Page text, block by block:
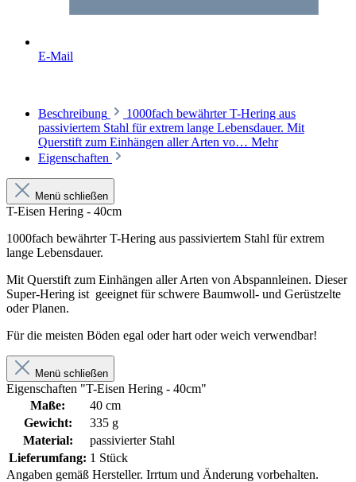
E-Mail
Beschreibung
1000fach bewährter T-Hering aus
passiviertem Stahl für extrem lange Lebensdauer. Mit
Querstift zum Einhängen aller Arten vo… Mehr
Eigenschaften
Menü schließen
T-Eisen Hering - 40cm
1000fach bewährter T-Hering aus passiviertem Stahl für extrem
lange Lebensdauer.
Mit Querstift zum Einhängen aller Arten von Abspannleinen. Dieser
Super-Hering ist geeignet für schwere Baumwoll- und Gerüstzelte
oder Planen.
Für die meisten Böden egal oder hart oder weich verwendbar!
Menü schließen
Eigenschaften "T-Eisen Hering - 40cm"
Maße:
40 cm
Gewicht:
335 g
Material:
passivierter Stahl
Lieferumfang: 1 Stück
Angaben gemäß Hersteller. Irrtum und Änderung vorbehalten.